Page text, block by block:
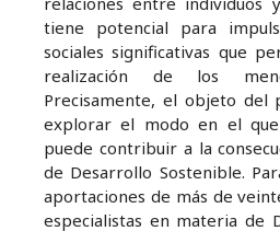
tiene potencial para
sociales significativas que
realización de los
Precisamente, el objeto del
explorar el modo en el
puede contribuir a la
de Desarrollo Sostenible.
aportaciones de más de
especialistas en materia de